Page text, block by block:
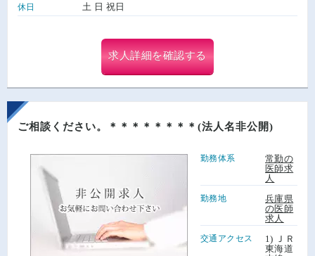
休日 土 日 祝日
求人詳細を確認する
ご相談ください。＊＊＊＊＊＊＊＊(法人名非公開)
勤務体系
常勤の
医師求
人
勤務地
兵庫県
の医師
求人
交通アクセス
1) ＪＲ
東海道